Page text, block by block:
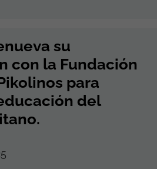
su
con la Fundación
para
del